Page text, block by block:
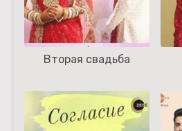
Вторая свадьба